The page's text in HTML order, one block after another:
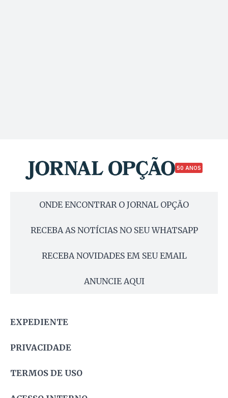
50 ANOS
ONDE ENCONTRAR O JORNAL OPÇÃO
RECEBA AS NOTÍCIAS NO SEU WHATSAPP
RECEBA NOVIDADES EM SEU EMAIL
ANUNCIE AQUI
EXPEDIENTE
PRIVACIDADE
TERMOS DE USO